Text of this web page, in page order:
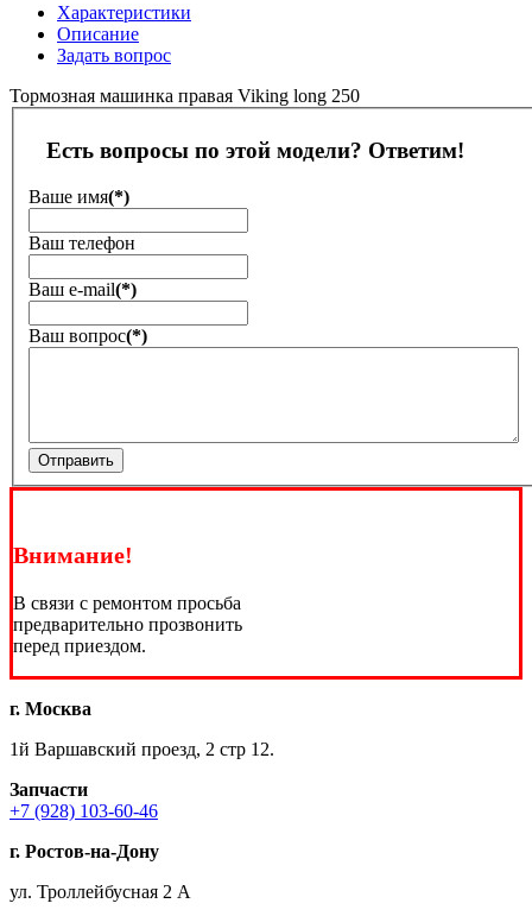
Характеристики
Описание
Задать вопрос
Тормозная машинка правая Viking long 250
Есть вопросы по этой модели? Ответим!
Ваше имя(*)
Ваш телефон
Ваш е-mail(*)
Ваш вопрос(*)
Отправить
Внимание!
В связи с ремонтом просьба
предварительно прозвонить
перед приездом.
г. Москва
1й Варшавский проезд, 2 стр 12.
Запчасти
+7 (928) 103-60-46
г. Ростов-на-Дону
ул. Троллейбусная 2 А